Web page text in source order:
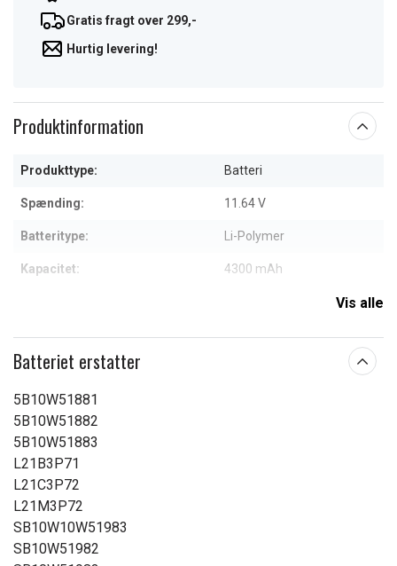
Gratis fragt over 299,-
Hurtig levering!
Produktinformation
Produkttype: Batteri
Spænding: 11.64 V
Batteritype: Li-Polymer
Kapacitet: 4300 mAh
Vis alle
Batteriet erstatter
5B10W51881
5B10W51882
5B10W51883
L21B3P71
L21C3P72
L21M3P72
SB10W10W51983
SB10W51982